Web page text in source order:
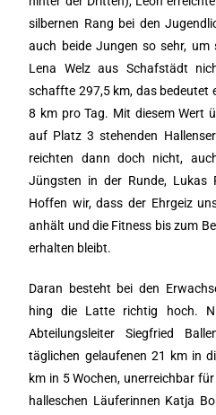
silbernen Rang bei den
auch beide Jungen so sehr,
Lena Welz aus Schafstädt
schaffte 297,5 km, das bedeutet
8 km pro Tag. Mit diesem Wert
auf Platz 3 stehenden
reichten dann doch nicht,
Jüngsten in der Runde, Lukas
Hoffen wir, dass der Ehrgeiz
anhält und die Fitness bis zum
erhalten bleibt.
Daran besteht bei den
hing die Latte richtig hoch.
Abteilungsleiter Siegfried
täglichen gelaufenen 21 km in
km in 5 Wochen, unerreichbar
halleschen Läuferinnen Katja